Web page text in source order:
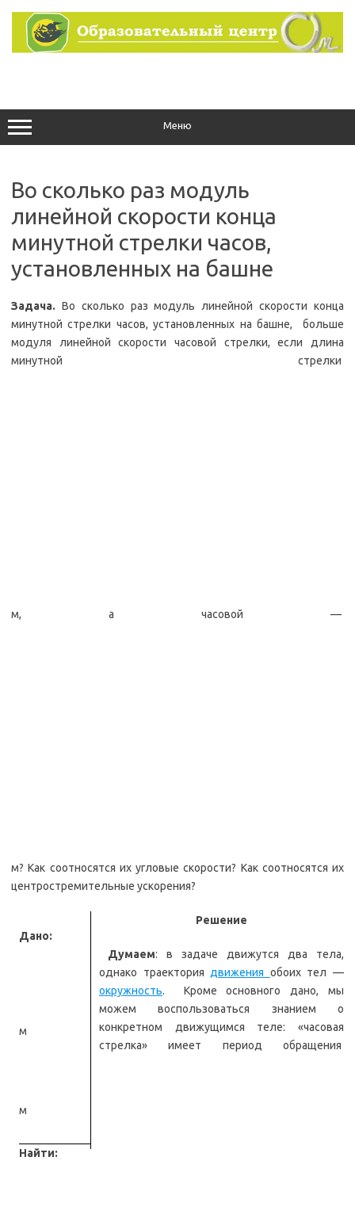
содержимому
Меню
Во сколько раз модуль
линейной скорости конца
минутной стрелки часов,
установленных на башне
Задача. Во сколько раз модуль линейной скорости конца
минутной стрелки часов, установленных на башне, больше
модуля линейной скорости часовой стрелки, если длина
минутной стрелки
м, а часовой —
м? Как соотносятся их угловые скорости? Как соотносятся их
центростремительные ускорения?
Дано:
м
м
Найти:
Решение
Думаем: в задаче движутся два тела,
однако траекториядвижения обоих тел —
окружность. Кроме основного дано, мы
можем воспользоваться знанием о
конкретном движущимся теле: «часовая
стрелка» имеет период обращения